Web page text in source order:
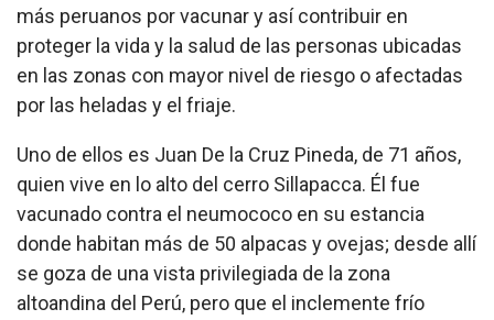
más peruanos por vacunar y así contribuir en
proteger la vida y la salud de las personas ubicadas
en las zonas con mayor nivel de riesgo o afectadas
por las heladas y el friaje.
Uno de ellos es Juan De la Cruz Pineda, de 71 años,
quien vive en lo alto del cerro Sillapacca. Él fue
vacunado contra el neumococo en su estancia
donde habitan más de 50 alpacas y ovejas; desde allí
se goza de una vista privilegiada de la zona
altoandina del Perú, pero que el inclemente frío